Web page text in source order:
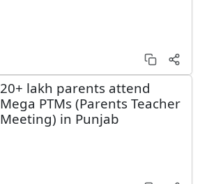
20+ lakh parents attend
Mega PTMs (Parents Teacher
Meeting) in Punjab